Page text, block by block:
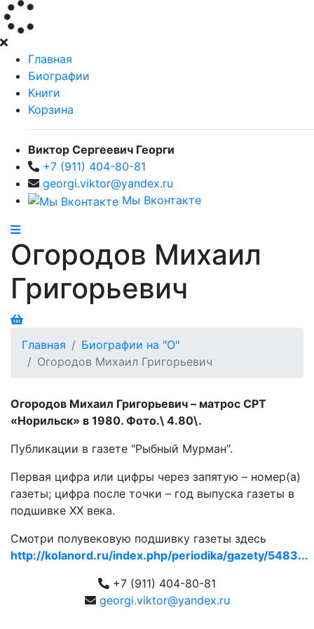
Главная
Биографии
Книги
Корзина
Виктор Сергеевич Георги
+7 (911) 404-80-81
georgi.viktor@yandex.ru
Мы Вконтакте
Огородов Михаил
Григорьевич
Главная
Биографии на "О"
Огородов Михаил Григорьевич
Огородов Михаил Григорьевич – матрос СРТ
«Норильск» в 1980. Фото.\ 4.80\.
Публикации в газете "Рыбный Мурман".
Первая цифра или цифры через запятую – номер(а)
газеты; цифра после точки – год выпуска газеты в
подшивке ХХ века.
Смотри полувековую подшивку газеты здесь
http://kolanord.ru/index.php/periodika/gazety/5483...
+7 (911) 404-80-81
georgi.viktor@yandex.ru